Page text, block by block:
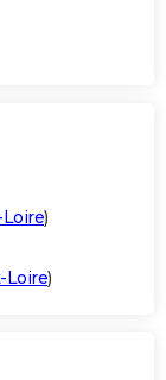
)
Loire)